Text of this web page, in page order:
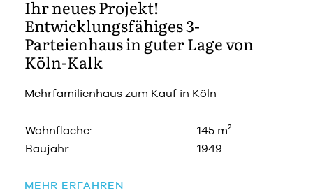
Ihr neues Projekt!
Entwicklungsfähiges 3-
Parteienhaus in guter Lage von
Köln-Kalk
Mehrfamilienhaus zum Kauf in Köln
Wohnfläche:
145 m²
Baujahr:
1949
MEHR ERFAHREN